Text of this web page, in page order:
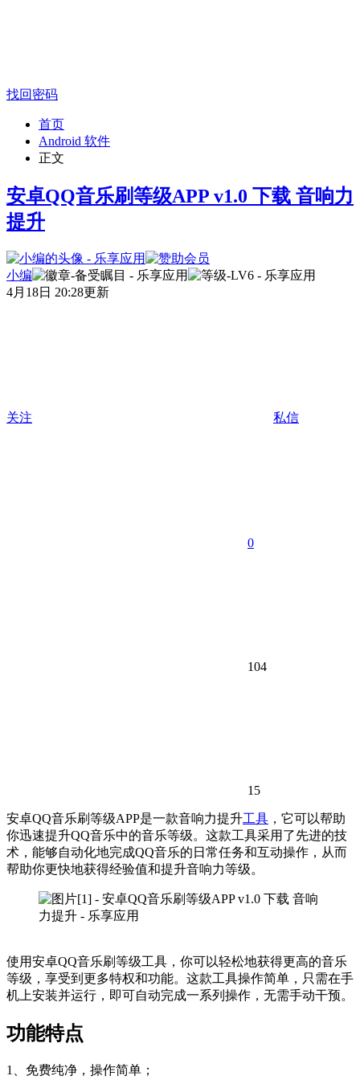
找回密码
首页
Android 软件
正文
安卓QQ音乐刷等级APP v1.0 下载 音响力
提升
小编
4月18日 20:28更新
关注 私信
0
104
15
安卓QQ音乐刷等级APP是一款音响力提升工具 ，它可以帮助
你迅速提升QQ音乐中的音乐等级。这款工具采用了先进的技
术，能够自动化地完成QQ音乐的日常任务和互动操作，从而
帮助你更快地获得经验值和提升音响力等级。
使用安卓QQ音乐刷等级工具，你可以轻松地获得更高的音乐
等级，享受到更多特权和功能。这款工具操作简单，只需在手
机上安装并运行，即可自动完成一系列操作，无需手动干预。
功能特点
1、免费纯净，操作简单；